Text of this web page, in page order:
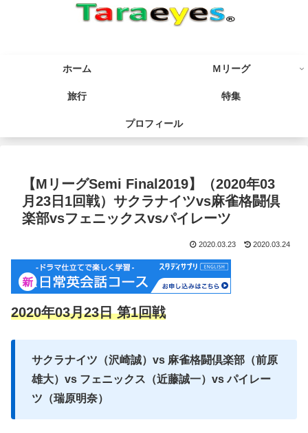
ホーム Ｍリーグ
旅行 特集
プロフィール
【MリーグSemi Final2019】（2020年03
月23日1回戦）サクラナイツvs麻雀格闘倶
楽部vsフェニックスvsパイレーツ
2020.03.23 2020.03.24
2020年03月23日 第1回戦
サクラナイツ（沢崎誠）vs 麻雀格闘倶楽部（前原
雄大）vs フェニックス（近藤誠一）vs パイレー
ツ（瑞原明奈）